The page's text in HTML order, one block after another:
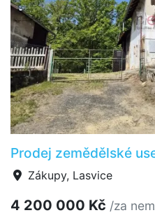
Prodej zemědělské
Zákupy, Lasvice
4 200 000 Kč /za